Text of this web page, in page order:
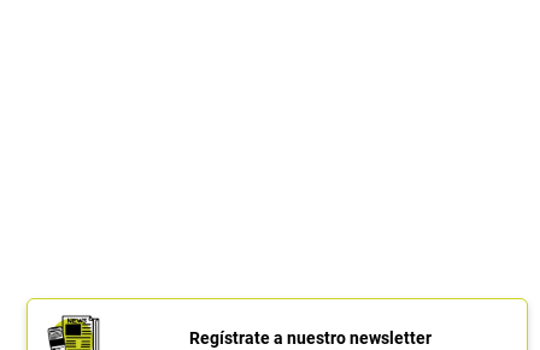
Regístrate a nuestro newsletter